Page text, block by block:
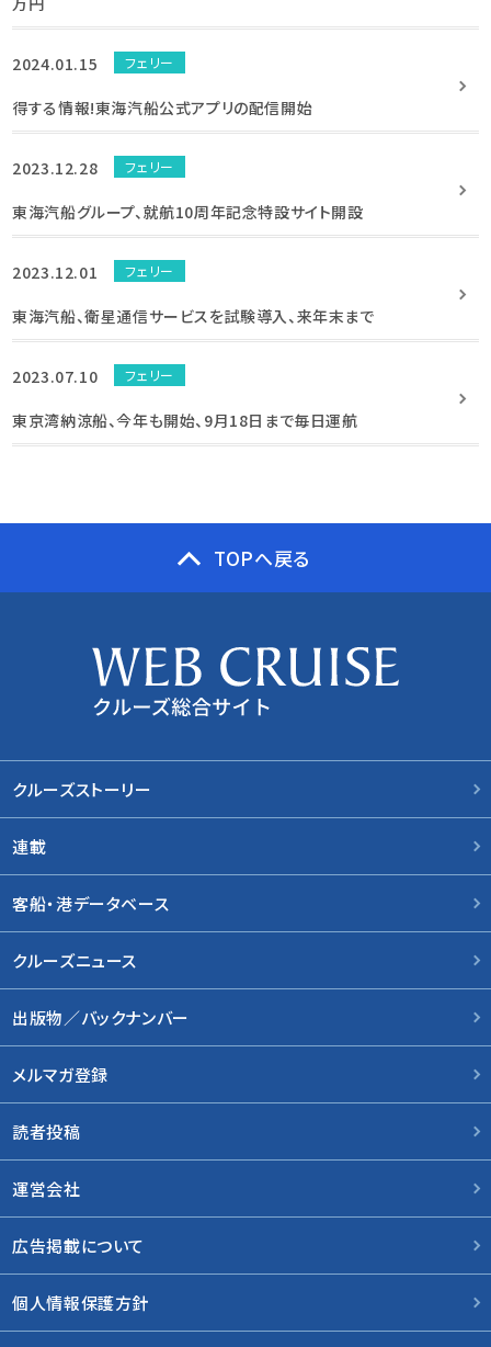
2024.01.15 フェリー
得する情報!東海汽船公式アプリの配信開始
2023.12.28 フェリー
東海汽船グループ、就航10周年記念特設サイト開設
2023.12.01 フェリー
東海汽船、衛星通信サービスを試験導入、来年末まで
2023.07.10 フェリー
東京湾納涼船、今年も開始、9月18日まで毎日運航
TOPへ戻る
クルーズストーリー
連載
客船・港データベース
クルーズニュース
出版物／バックナンバー
メルマガ登録
読者投稿
運営会社
広告掲載について
個人情報保護方針